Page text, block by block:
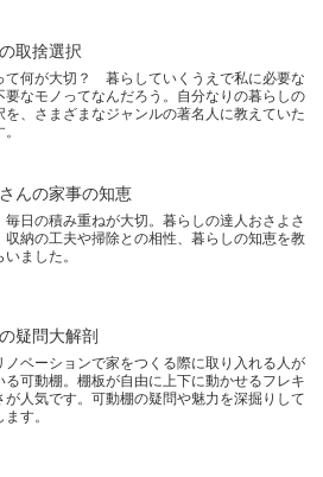
取捨選択
て何が大切？ 暮らしていくうえで私に必要な
要なモノってなんだろう。自分なりの暮らしの
を、さまざまなジャンルの著名人に教えていた
んの家事の知恵
毎日の積み重ねが大切。暮らしの達人おさよさ
収納の工夫や掃除との相性、暮らしの知恵を教
いました。
疑問大解剖
ノベーションで家をつくる際に取り入れる人が
る可動棚。棚板が自由に上下に動かせるフレキ
が人気です。可動棚の疑問や魅力を深掘りして
す。